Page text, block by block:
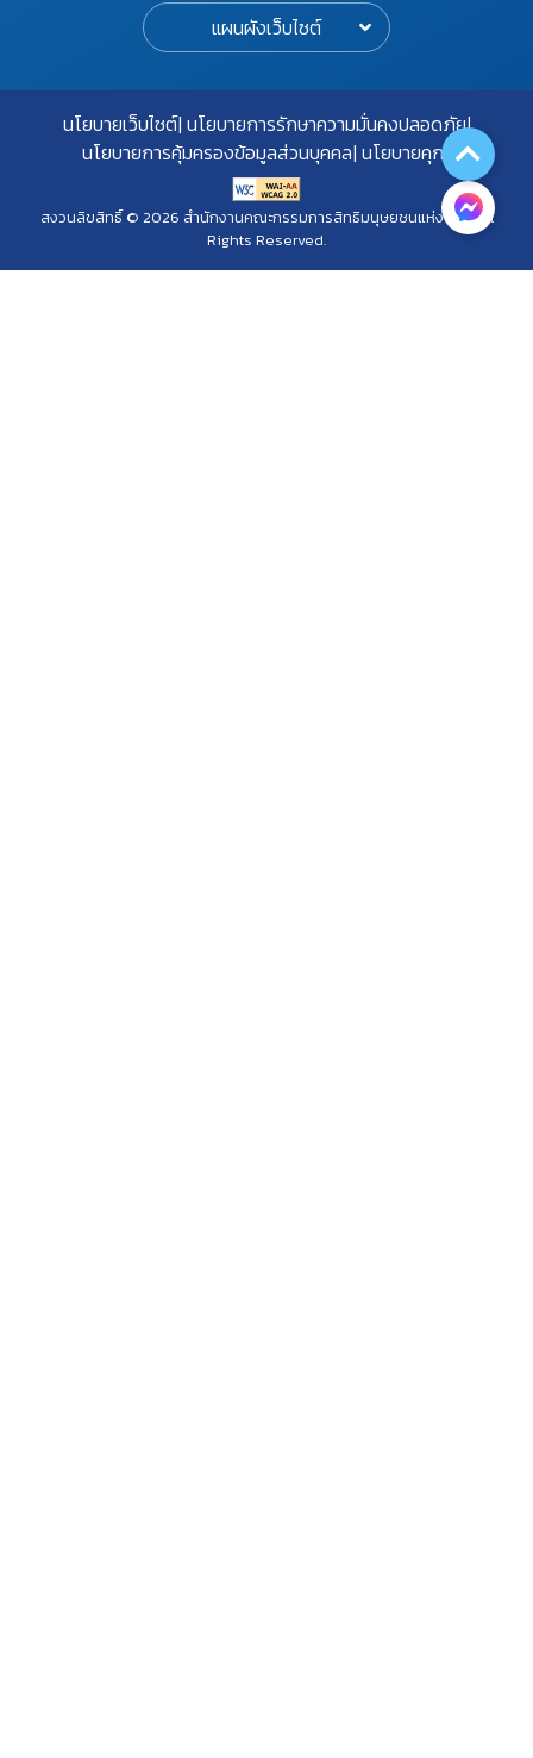
แผนผังเว็บไซต์
นโยบายเว็บไซต์ นโยบายการรักษาความมั่นคงปลอดภัย
นโยบายการคุ้มครองข้อมูลส่วนบุคคล นโยบายคุกกี้
สงวนลิขสิทธิ์ © 2026 สำนักงานคณะกรรมการสิทธิมนุษยชนแห่งชาติ. All
Rights Reserved.